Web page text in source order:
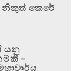
නිකුත් කෙරේ
යනු
–